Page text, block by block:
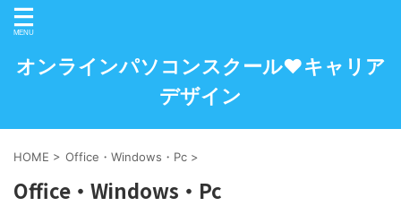
オンラインパソコンスクール♥キャリア
デザイン
HOME > Office・Windows・Pc >
Office・Windows・Pc